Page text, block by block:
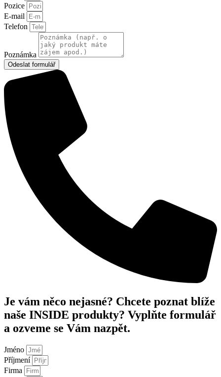
Pozice
E-mail
Telefon
Poznámka
Odeslat formulář
Je vám něco nejasné? Chcete poznat blíže
naše INSIDE produkty? Vyplňte formulář
a ozveme se Vám nazpět.
Jméno
Příjmení
Firma